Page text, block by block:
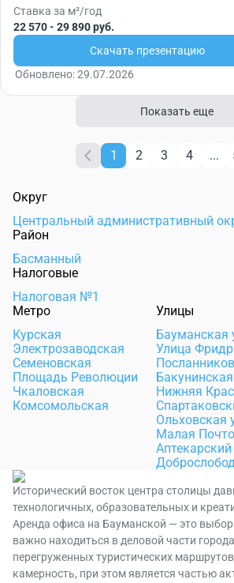
Ставка за м²/год
22 570 - 29 890 руб.
Скачать презентацию
Обновлено: 29.07.2026
Показать еще
1 2 3 4 ...
Округ
Центральный административный
Район
Басманный
Налоговые
Налоговая №1
Метро
Курская
Электрозаводская
Семеновская
Площадь Революции
Чкаловская
Комсомольская
Улицы
Бауманская
Улица
Нижняя
Ольховская
Малая
Исторический восток центра столицы
технологичных, образовательных и
Аренда офиса на Бауманской — это
важно находиться в деловой части
перегруженных туристических
камерность, при этом является частью